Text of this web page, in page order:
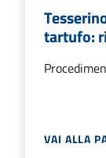
tartufo:
VAI ALLA